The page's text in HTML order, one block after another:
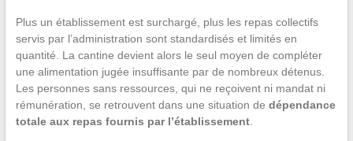
Plus un établissement est surchargé, plus les repas collectifs
servis par l’administration sont standardisés et limités en
quantité. La cantine devient alors le seul moyen de compléter
une alimentation jugée insuffisante par de nombreux détenus.
Les personnes sans ressources, qui ne reçoivent ni mandat ni
rémunération, se retrouvent dans une situation de dépendance
totale aux repas fournis par l’établissement.